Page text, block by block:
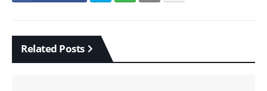
Related Posts